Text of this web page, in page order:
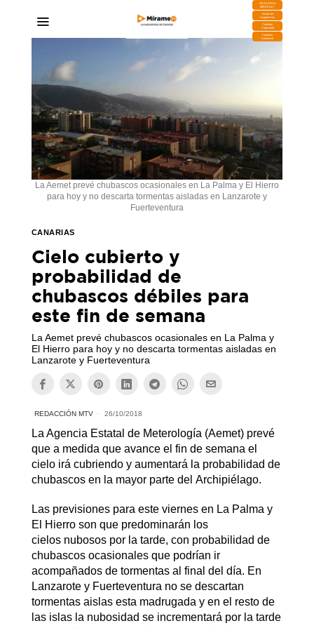
DESCARGA
MIRAPLAY
Buzón de
Sugerencias
Contratar
Publicidad
Contacto
Comercial
La Aemet prevé chubascos ocasionales en La Palma y El Hierro
para hoy y no descarta tormentas aisladas en Lanzarote y
Fuerteventura
CANARIAS
Cielo cubierto y
probabilidad de
chubascos débiles para
este fin de semana
La Aemet prevé chubascos ocasionales en La Palma y
El Hierro para hoy y no descarta tormentas aisladas en
Lanzarote y Fuerteventura
REDACCIÓN MTV 26/10/2018
La Agencia Estatal de Meterología (Aemet) prevé
que a medida que avance el fin de semana el
cielo irá cubriendo y aumentará la probabilidad de
chubascos en la mayor parte del Archipiélago.
Las previsiones para este viernes en La Palma y
El Hierro son que predominarán los
cielos nubosos por la tarde, con probabilidad de
chubascos ocasionales que podrían ir
acompañados de tormentas al final del día. En
Lanzarote y Fuerteventura no se descartan
tormentas aislas esta madrugada y en el resto de
las islas la nubosidad se incrementará por la tarde